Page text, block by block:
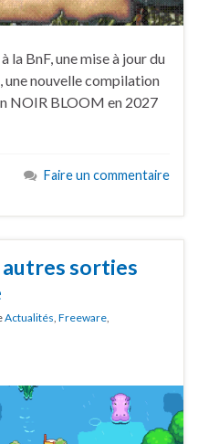
la BnF, une mise à jour du
une nouvelle compilation
NOIR BLOOM en 2027
Faire un commentaire
sorties
Actualités, Freeware,